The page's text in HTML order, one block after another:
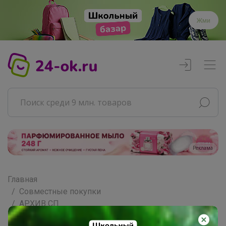
Жми
Реклама
Главная
Совместные покупки
АРХИВ СП
Товары для дома